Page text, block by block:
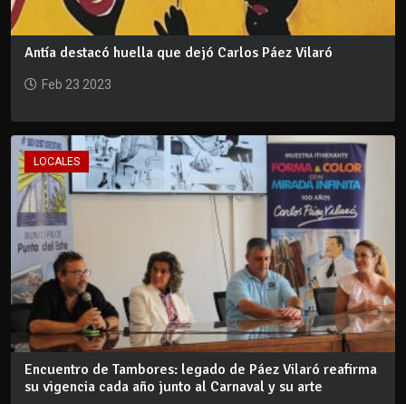
Antía destacó huella que dejó Carlos Páez Vilaró
Feb 23 2023
LOCALES
Encuentro de Tambores: legado de Páez Vilaró reafirma
su vigencia cada año junto al Carnaval y su arte